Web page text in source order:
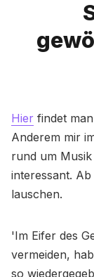
Hier findet
Anderem mir
rund um
interessant.
lauschen.
'Im Eifer des
vermeiden,
so